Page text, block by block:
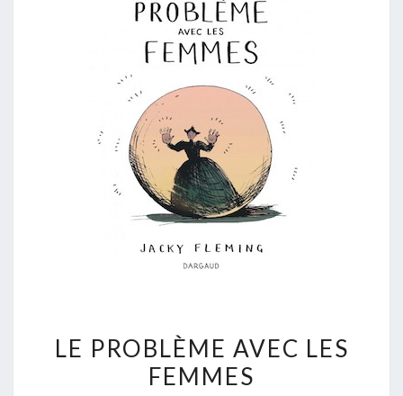
PROBLÈME
AVEC
LE PROBLÈME AVEC LES
FEMMES